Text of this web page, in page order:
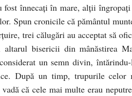
fost înnecaţi în mare, alţii
Spun cronicile că pământul
trei călugări au acceptat să
bisericii din mânăstirea
un semn divin,
După un timp, trupurile celor
că cele mai multe erau